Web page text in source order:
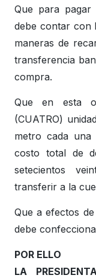
Que para pagar
debe contar con
maneras de
transferencia
compra.
Que en esta
(CUATRO)
metro cada
costo total de
setecientos
transferir a la
Que a efectos
debe
POR ELLO
LA